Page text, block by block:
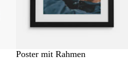
Poster mit Rahmen